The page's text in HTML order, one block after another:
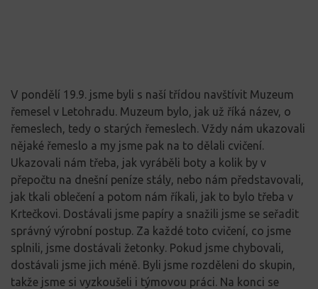
V pondělí 19.9. jsme byli s naší třídou navštívit Muzeum
řemesel v Letohradu. Muzeum bylo, jak už říká název, o
řemeslech, tedy o starých řemeslech. Vždy nám ukazovali
nějaké řemeslo a my jsme pak na to dělali cvičení.
Ukazovali nám třeba, jak vyráběli boty a kolik by v
přepočtu na dnešní peníze stály, nebo nám představovali,
jak tkali oblečení a potom nám říkali, jak to bylo třeba v
Krtečkovi. Dostávali jsme papíry a snažili jsme se seřadit
správný výrobní postup. Za každé toto cvičení, co jsme
splnili, jsme dostávali žetonky. Pokud jsme chybovali,
dostávali jsme jich méně. Byli jsme rozděleni do skupin,
takže jsme si vyzkoušeli i týmovou práci. Na konci se